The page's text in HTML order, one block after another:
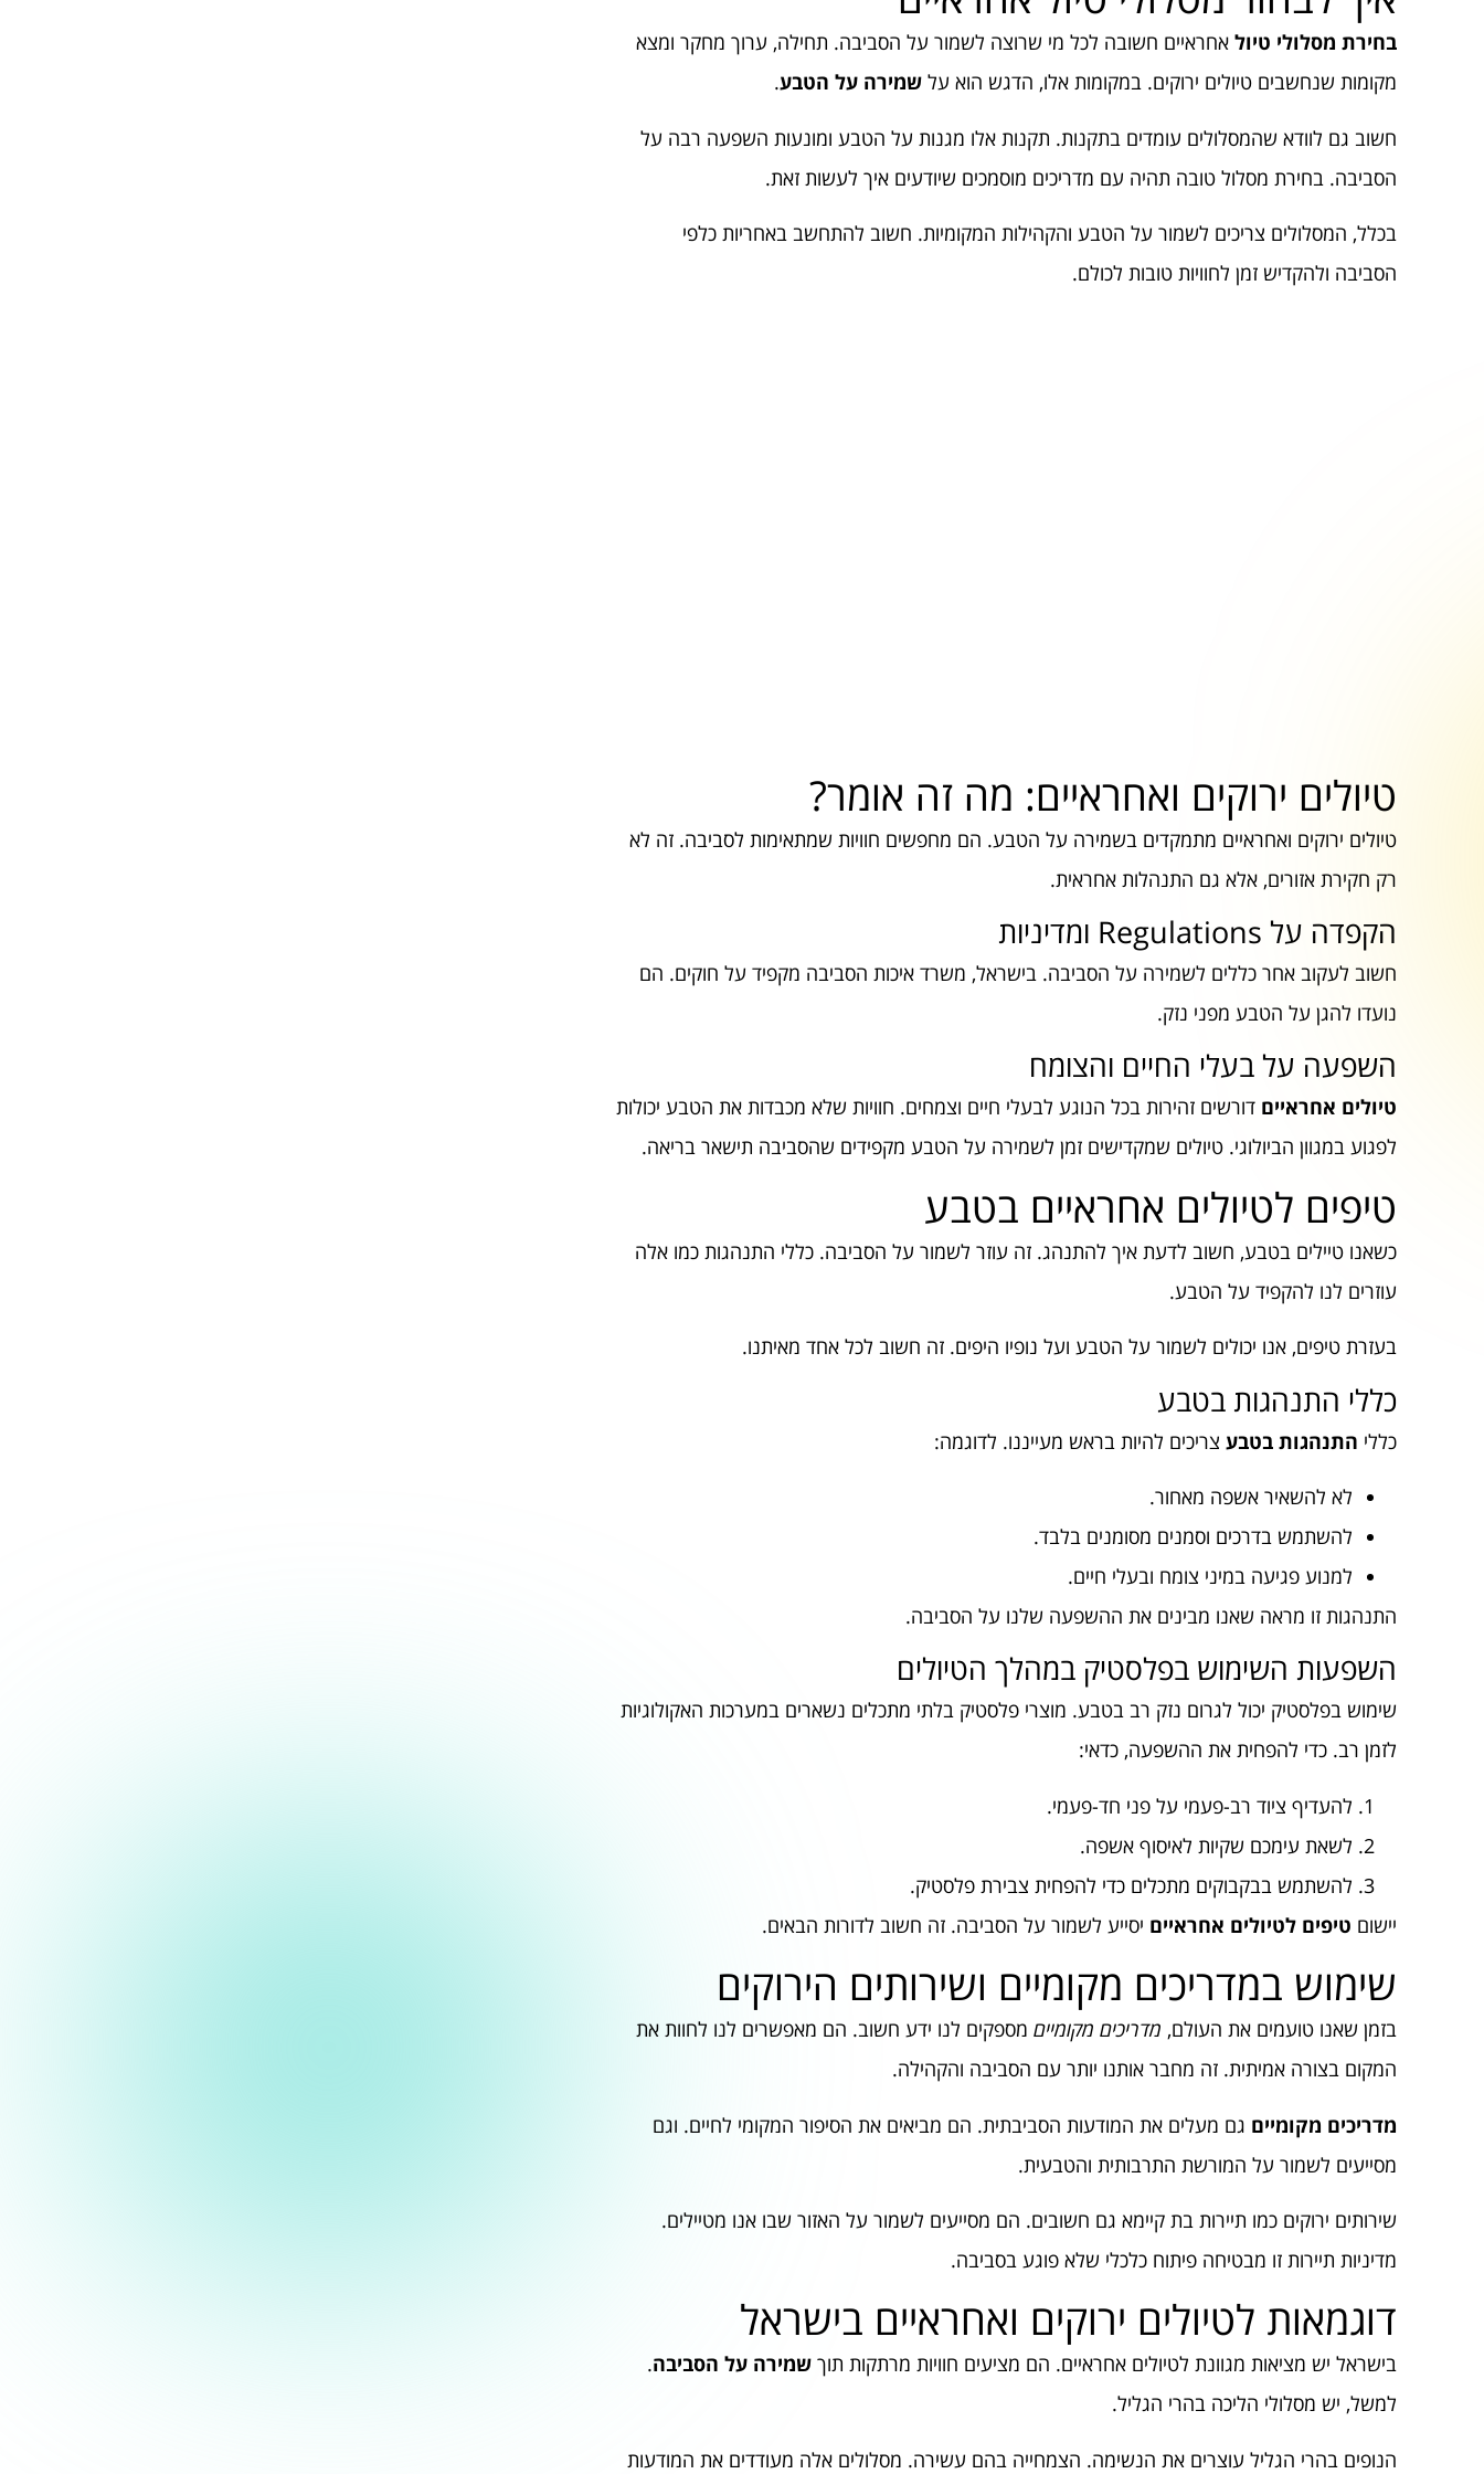
בחירת מסלולי טיולאחראיים חשובה לכל מי שרוצה לשמור על הסביבה. תחילה, ערוך מחקר ומצא
מקומות שנחשבים טיולים ירוקים. במקומות אלו, הדגש הוא על שמירה על הטבע.
חשוב גם לוודא שהמסלולים עומדים בתקנות. תקנות אלו מגנות על הטבע ומונעות השפעה רבה על
הסביבה. בחירת מסלול טובה תהיה עם מדריכים מוסמכים שיודעים איך לעשות זאת.
בכלל, המסלולים צריכים לשמור על הטבע והקהילות המקומיות. חשוב להתחשב באחריות כלפי
הסביבה ולהקדיש זמן לחוויות טובות לכולם.
טיולים ירוקים ואחראיים: מה זה אומר?
טיולים ירוקים ואחראיים מתמקדים בשמירה על הטבע. הם מחפשים חוויות שמתאימות לסביבה. זה לא
רק חקירת אזורים, אלא גם התנהלות אחראית.
הקפדה על Regulations ומדיניות
חשוב לעקוב אחר כללים לשמירה על הסביבה. בישראל, משרד איכות הסביבה מקפיד על חוקים. הם
נועדו להגן על הטבע מפני נזק.
השפעה על בעלי החיים והצומח
טיולים אחראיים דורשים זהירות בכל הנוגע לבעלי חיים וצמחים. חוויות שלא מכבדות את הטבע יכולות
לפגוע במגוון הביולוגי. טיולים שמקדישים זמן לשמירה על הטבע מקפידים שהסביבה תישאר בריאה.
טיפים לטיולים אחראיים בטבע
כשאנו טיילים בטבע, חשוב לדעת איך להתנהג. זה עוזר לשמור על הסביבה. כללי התנהגות כמו אלה
עוזרים לנו להקפיד על הטבע.
בעזרת טיפים, אנו יכולים לשמור על הטבע ועל נופיו היפים. זה חשוב לכל אחד מאיתנו.
כללי התנהגות בטבע
כללי התנהגות בטבעצריכים להיות בראש מעייננו. לדוגמה:
לא להשאיר אשפה מאחור.
להשתמש בדרכים וסמנים מסומנים בלבד.
למנוע פגיעה במיני צומח ובעלי חיים.
התנהגות זו מראה שאנו מבינים את ההשפעה שלנו על הסביבה.
השפעות השימוש בפלסטיק במהלך הטיולים
שימוש בפלסטיק יכול לגרום נזק רב בטבע. מוצרי פלסטיק בלתי מתכלים נשארים במערכות האקולוגיות
לזמן רב. כדי להפחית את ההשפעה, כדאי:
להעדיף ציוד רב-פעמי על פני חד-פעמי.
לשאת עימכם שקיות לאיסוף אשפה.
להשתמש בבקבוקים מתכלים כדי להפחית צבירת פלסטיק.
יישום טיפים לטיולים אחראיים יסייע לשמור על הסביבה. זה חשוב לדורות הבאים.
שימוש במדריכים מקומיים ושירותים הירוקים
בזמן שאנו טועמים את העולם, מדריכים מקומייםמספקים לנו ידע חשוב. הם מאפשרים לנו לחוות את
המקום בצורה אמיתית. זה מחבר אותנו יותר עם הסביבה והקהילה.
מדריכים מקומיים גם מעלים את המודעות הסביבתית. הם מביאים את הסיפור המקומי לחיים. וגם
מסייעים לשמור על המורשת התרבותית והטבעית.
שירותים ירוקים כמו תיירות בת קיימא גם חשובים. הם מסייעים לשמור על האזור שבו אנו מטיילים.
מדיניות תיירות זו מבטיחה פיתוח כלכלי שלא פוגע בסביבה.
דוגמאות לטיולים ירוקים ואחראיים בישראל
בישראל יש מציאות מגוונת לטיולים אחראיים. הם מציעים חוויות מרתקות תוך שמירה על הסביבה.
למשל, יש מסלולי הליכה בהרי הגליל.
הנופים בהרי הגליל עוצרים את הנשימה. הצמחייה בהם עשירה. מסלולים אלה מעודדים את המודעות